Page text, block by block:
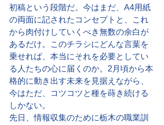
初稿という段階だ。今はまだ、A4用紙
の両面に記されたコンセプトと、これ
から肉付けしていくべき無数の余白が
あるだけ。このチラシにどんな言葉を
乗せれば、本当にそれを必要としてい
る人たちの心に届くのか。2月頃から本
格的に動き出す未来を見据えながら、
今はただ、コツコツと種を蒔き続ける
しかない。
先日、情報収集のために栃木の職業訓